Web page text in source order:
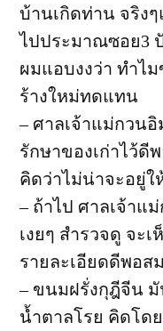
บ้านเกิดท่าน จริง
ไปประมาณซอย3
ผมแอบงงว่า ทำไ
ร้างใหม่ทดแทน
– ศาลเจ้าแม่กวนอิ
รักษาของเก่าไว้ดี
คิดว่าไม่น่าจะอยู่
– ถ้าไป ศาลเจ้าแ
เงยๆ สำรวจดู จะ
รายละเอียดดีพอส
– ขนมฝรั่งกุฎีจีน
น้ำตาลโรย คิดโด